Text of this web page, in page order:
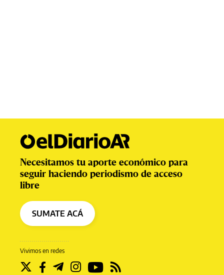
Vivimos en redes
Necesitamos tu aporte económico para
seguir haciendo periodismo de acceso
libre
SUMATE ACÁ